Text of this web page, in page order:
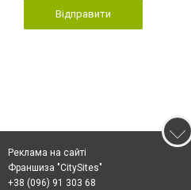
Відправити
Реклама на сайті
Франшиза "CitySites"
+38 (096) 91 303 68